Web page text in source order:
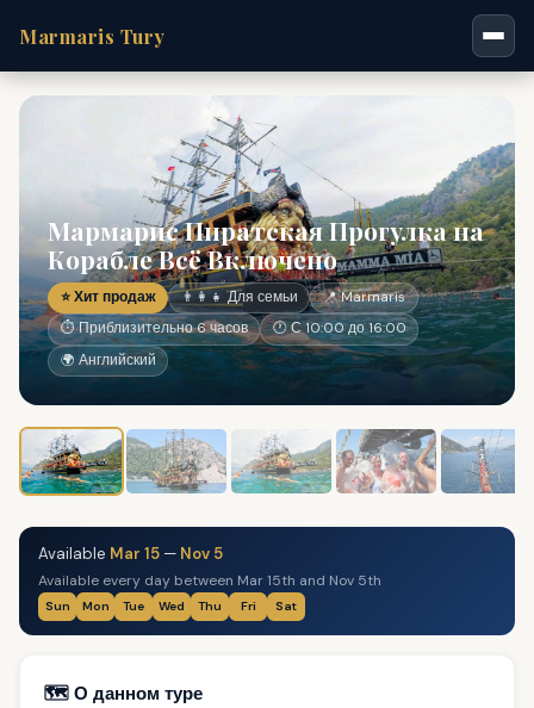
Marmaris Tury
Мармарис Пиратская Прогулка на
Корабле Всё Включено
⭐ Хит продаж 👨‍👩‍👧 Для семьи
📍 Marmaris
⏱ Приблизительно 6 часов
🕐 С 10:00 до 16:00
🌍 Английский
Available Mar 15 — Nov 5
Available every day between Mar 15th and Nov 5th
Sun Mon Tue Wed Thu Fri Sat
🗺️ О данном туре